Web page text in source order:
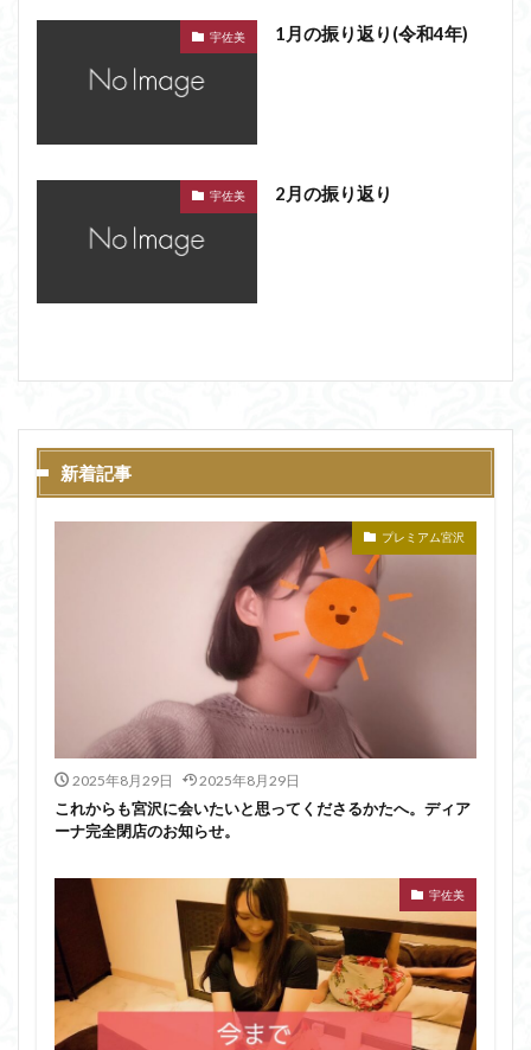
宇佐美 1月の振り返り(令和4年)
宇佐美 2月の振り返り
新着記事
プレミアム宮沢
2025年8月29日 2025年8月29日
これからも宮沢に会いたいと思ってくださるかたへ。ディア
ーナ完全閉店のお知らせ。
宇佐美